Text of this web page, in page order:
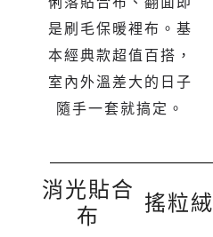
是刷毛保暖裡布。基
本經典款超值百搭，
室內外溫差大的日子
隨手一套就搞定。
消光貼合
布
搖粒絨